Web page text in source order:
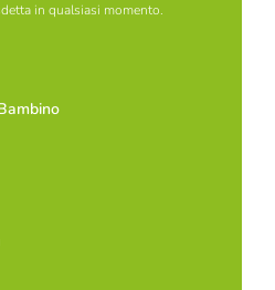
in qualsiasi momento.